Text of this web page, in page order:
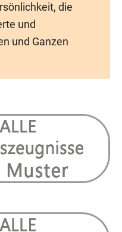
die
und
und Ganzen